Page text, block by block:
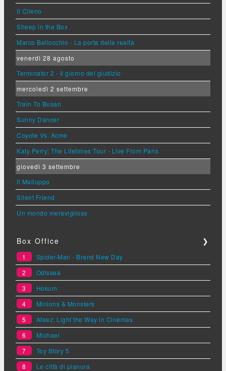
Il Cileno
Sheep in the Box
Marco Bellocchio - La porta della realtà
venerdì 28 agosto
Terminator 2 - Il giorno del giudizio
mercoledì 2 settembre
Train To Busan
Sunny Dancer
Coyote Vs. Acme
Katy Perry: The Lifetimes Tour - Live From Paris
giovedì 3 settembre
Il Malloppo
Silent Friend
Un mondo meraviglioso
Box Office ❯
1
Spider-Man - Brand New Day
2
Odissea
3
Hokum
4
Minions & Monsters
5
Ateez: Light the Way in Cinemas
6
Michael
7
Toy Story 5
8
Le città di pianura